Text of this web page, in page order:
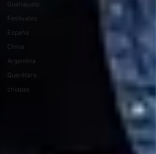
Guanajuato
Festivales
España
China
Argentina
Querétaro
chiapas